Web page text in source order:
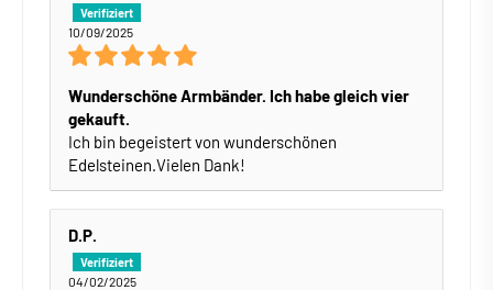
10/09/2025
Wunderschöne Armbänder. Ich habe gleich vier
gekauft.
Ich bin begeistert von wunderschönen
Edelsteinen.Vielen Dank!
D.P.
04/02/2025